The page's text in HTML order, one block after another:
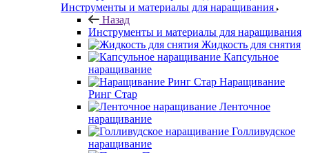
Инструменты и материалы для наращивания
Назад
Инструменты и материалы для наращивания
Жидкость для снятия
Капсульное
наращивание
Наращивание
Ринг Стар
Ленточное
наращивание
Голливудское
наращивание